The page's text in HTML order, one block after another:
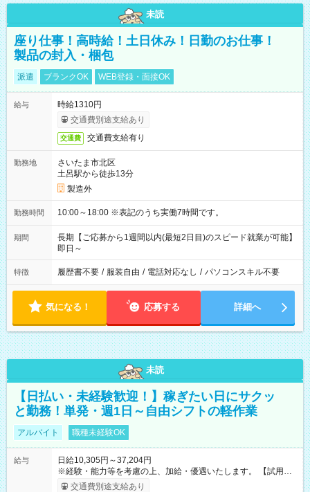
未読
座り仕事！高時給！土日休み！日勤のお仕事！
製品の封入・梱包
派遣 ブランクOK WEB登録・面接OK
給与
時給1310円
交通費別途支給あり
交通費 交通費支給有り
勤務地
さいたま市北区
土呂駅から徒歩13分
製造外
勤務時間 10:00～18:00 ※表記のうち実働7時間です。
期間
長期【ご応募から1週間以内(最短2日目)のスピード就業が可能】
即日～
特徴 履歴書不要 / 服装自由 / 電話対応なし / パソコンスキル不要
気になる！ 応募する 詳細へ
未読
【日払い・未経験歓迎！】稼ぎたい日にサクッ
と勤務！単発・週1日～自由シフトの軽作業
アルバイト 職種未経験OK
給与
日給10,305円～37,204円
※経験・能力等を考慮の上、加給・優遇いたします。 【試用期
間】試用期間なし
交通費別途支給あり